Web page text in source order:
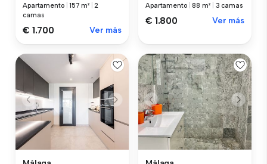
Apartamento |157 m² |2
camas
€ 1.700 Ver más
Apartamento |88 m² 3 camas
€ 1.800 Ver más